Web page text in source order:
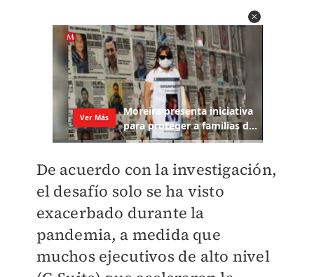
De acuerdo con la investigación,
el desafío solo se ha visto
exacerbado durante la
pandemia, a medida que
muchos ejecutivos de alto nivel